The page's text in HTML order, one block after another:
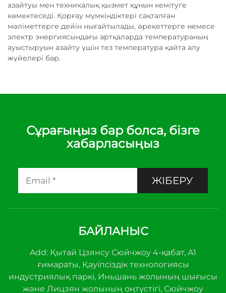
азайтуы мен техникалық қызмет құнын кемітуге
көмектеседі. Қорғау мүмкіндіктері сақталған
мәліметтерге дейін нығайтылады, әрекеттерге немесе
электр энергиясындағы артқаларда температураның
ауыстыруын азайту үшін тез температура қайта алу
жүйелері бар.
Сұрағыңыз бар болса, бізге
хабарласыңыз
ЖІБЕРУ
БАЙЛАНЫС
Add: Қытай Цзянсу Сюйчжоу 4-қабат, А1
ғимараты, Қауіпсіздік технологиясы
индустриялық паркі, Иньшань жолының шығысы
және Лицзян жолының оңтүстігі, Сюйчжоу